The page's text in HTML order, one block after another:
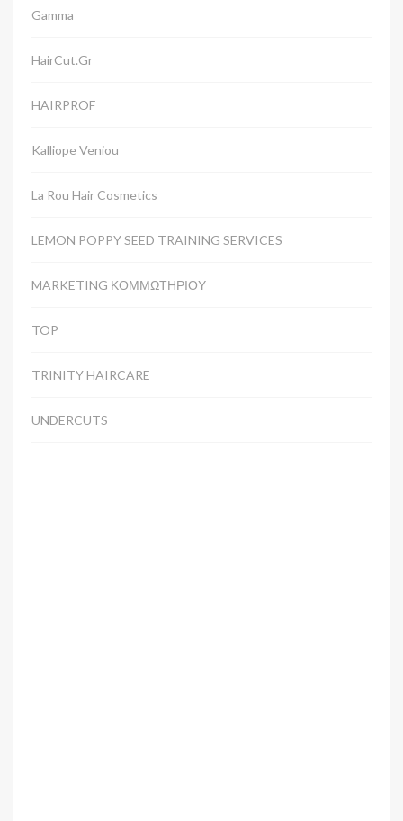
Gamma
HairCut.gr
HAIRPROF
Kalliope Veniou
La Rou Hair Cosmetics
LEMON POPPY SEED TRAINING SERVICES
MARKETING ΚΟΜΜΩΤΗΡΙΟΥ
TOP
TRINITY HAIRCARE
UNDERCUTS